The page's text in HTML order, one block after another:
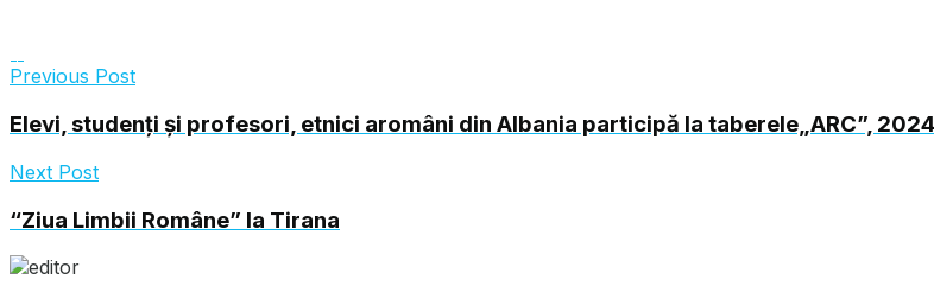
Previous Post
Elevi, studenți și profesori, etnici aromâni din Albania participă la taberele„ARC”, 2024
Next Post
“Ziua Limbii Române” la Tirana